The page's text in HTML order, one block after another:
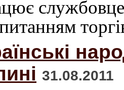
31.08.2011